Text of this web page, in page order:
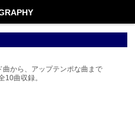
曲から、アップテンポな曲まで
10曲収録。